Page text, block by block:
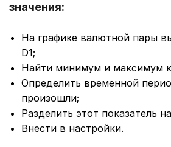
значения:
На графике валютной пары
D1;
Найти минимум и максимум
Определить временной
произошли;
Разделить этот показатель
Внести в настройки.